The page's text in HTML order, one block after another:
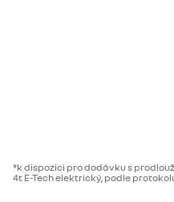
*k dispozici pro dodávku s
4t E-Tech elektrický, podle